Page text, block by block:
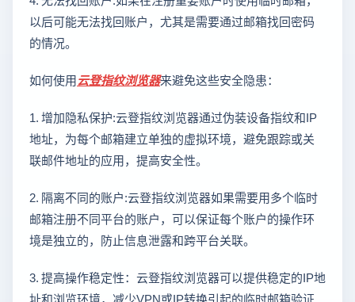
以后可能无法找回账户，尤其是需要通过邮箱找回密码
的情况。
如何使用云登指纹浏览器来避免这些安全隐患：
1. 增加隐私保护:云登指纹浏览器通过伪装设备指纹和IP
地址，为每个邮箱建立单独的虚拟环境，避免跟踪或关
联邮件地址的应用，提高安全性。
2. 隔离不同的账户:云登指纹浏览器如果需要用多个临时
邮箱注册不同平台的账户，可以保证每个账户的操作环
境是独立的，防止信息泄露和跨平台关联。
3. 提高操作稳定性：云登指纹浏览器可以提供稳定的IP地
址和浏览环境，减少VPN或IP转换引起的临时邮箱验证